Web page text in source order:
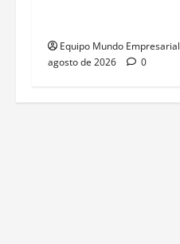
Equipo Mundo Empresarial
agosto de 2026
0